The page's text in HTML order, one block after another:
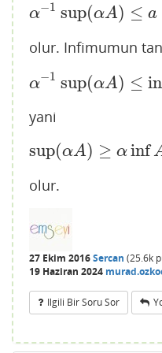
α−1 sup(αA) ≤ a
α −1sup(αA)≤ a
olur. Infimumun
α−1 sup(αA) ≤
α−1sup(αA) ≤infA
yani
sup(αA) ≥ αinf
sup(αA )≥αinfA
olur.
27 Ekim 2016Sercan (25.6k
19 Haziran 2024
Ilgili Bir Soru Sor